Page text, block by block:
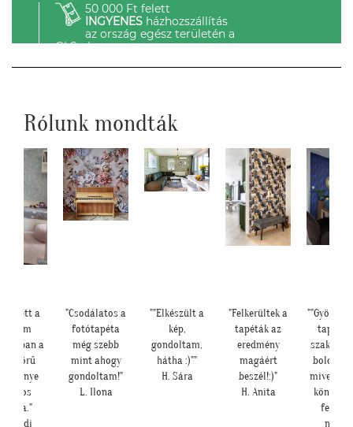
50 000 Ft felett
INGYENESházhozszállítás
az ország egész területén a
GLS-el.
Rólunk mondták
lett a
a
Andi
"Csodálatos a
fotótapéta
még szebb
mint ahogy
gondoltam!"
L. Ilona
""Elkészült a
kép,
gondoltam,
hátha :)""
H. Sára
"Felkerültek a
tapéták az
eredmény
magáért
beszél!:)"
H. Anita
boldog
mivel
könnyű